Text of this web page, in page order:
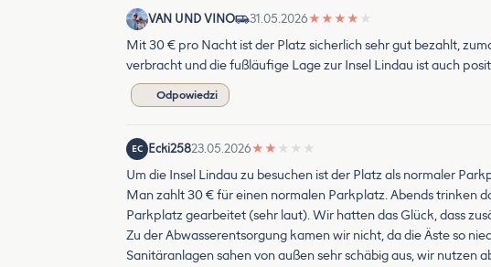
VAN UND VINO 31.05.2026★ ★ ★ ★ ★
Mit 30 € pro Nacht ist der Platz sicherlich sehr gut bezahlt,
verbracht und die fußläufige Lage zur Insel Lindau ist auch
Odpowiedzi
EC Ecki25823.05.2026★ ★ ★ ★ ★
Um die Insel Lindau zu besuchen ist der Platz als normaler
Man zahlt 30 € für einen normalen Parkplatz. Abends trinken
Parkplatz gearbeitet (sehr laut). Wir hatten das Glück, dass
Zu der Abwasserentsorgung kamen wir nicht, da die Äste so
Sanitäranlagen sahen von außen sehr schäbig aus, wir nutzen